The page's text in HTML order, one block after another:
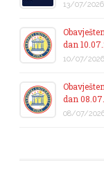
13/07/2026
dan
10/07/2026
dan
08/07/